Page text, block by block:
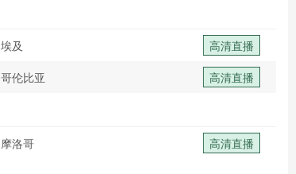
埃及
高清直播
哥伦比亚 高清直播
摩洛哥 高清直播